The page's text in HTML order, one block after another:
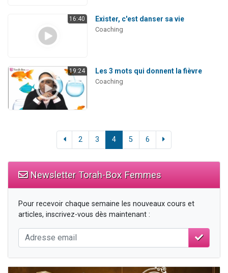
16:40 Exister, c'est danser sa vie
Coaching
19:24 Les 3 mots qui donnent la fièvre
Coaching
2 3 4 5 6
Newsletter Torah-Box Femmes
Pour recevoir chaque semaine les nouveaux cours et
articles, inscrivez-vous dès maintenant :